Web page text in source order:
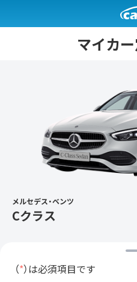
マイカ
メルセデス・ベンツ
Cクラス
（*）は必須項目です